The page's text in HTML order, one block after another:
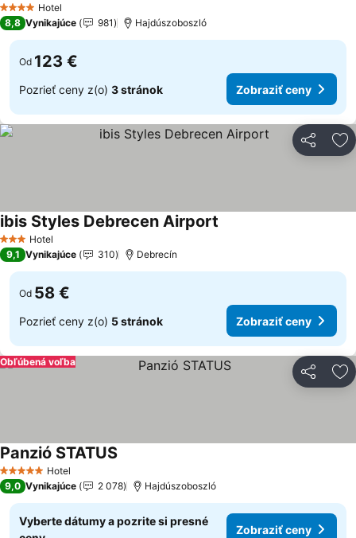
4 Počet hviezdičiek
Hotel
8,8 Vynikajúce 981 Hajdúszoboszló
Od 123 €
Pozrieť ceny z(o) 3 stránok Zobraziť ceny
Zdieľať
3 Počet hviezdičiek
Hotel
ibis Styles Debrecen Airport
9,1 Vynikajúce 310 Debrecín
Od 58 €
Pozrieť ceny z(o) 5 stránok Zobraziť ceny
Zdieľať
Obľúbená voľba
5 Počet hviezdičiek
Hotel
Panzió STATUS
9,0 Vynikajúce 2 078 Hajdúszoboszló
Vyberte dátumy a pozrite si presné
Zobraziť ceny